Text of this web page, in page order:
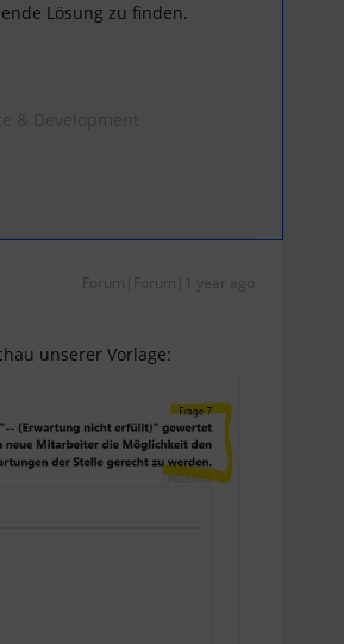
Lösung zu finden.
Forum|Forum|1 year ago
unserer Vorlage: